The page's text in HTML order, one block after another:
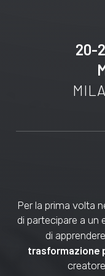
20-
Per la prima volta
di partecipare a un
di
trasformazione